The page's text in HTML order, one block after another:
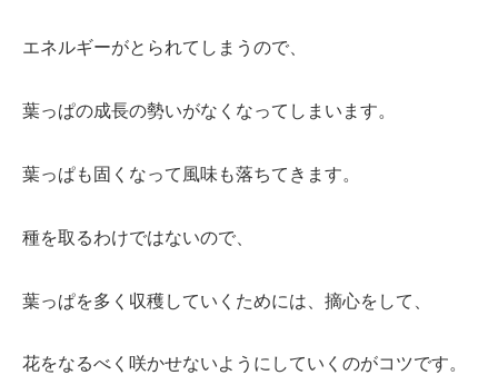
エネルギーがとられてしまうので、
葉っぱの成長の勢いがなくなってしまいます。
葉っぱも固くなって風味も落ちてきます。
種を取るわけではないので、
葉っぱを多く収穫していくためには、摘心をして、
花をなるべく咲かせないようにしていくのがコツです。